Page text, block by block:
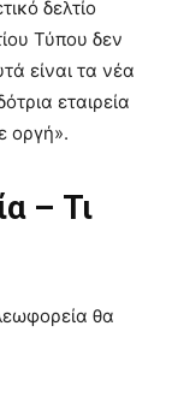
δελτίο
Τύπου δεν
είναι τα νέα
εταιρεία
οργή».
– Τι
θα